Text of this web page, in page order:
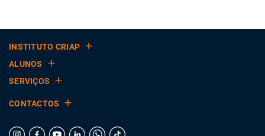
INSTITUTO CRIAP
ALUNOS
SERVIÇOS
CONTACTOS